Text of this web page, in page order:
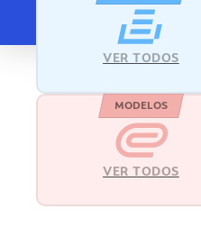
VER TODOS
MODELOS
VER TODOS